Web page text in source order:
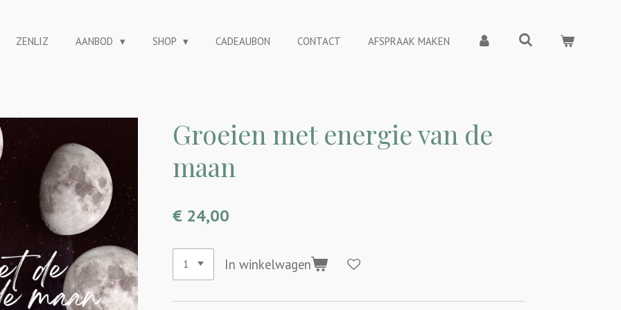
ZENLIZ AANBOD SHOP CADEAUBON CONTACT AFSPRAAK MAKEN
Groeien met energie van de
maan
€ 24,00
In winkelwagen